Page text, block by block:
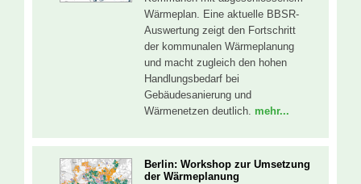
Wärmeplan. Eine aktuelle BBSR-
Auswertung zeigt den Fortschritt
der kommunalen Wärmeplanung
und macht zugleich den hohen
Handlungsbedarf bei
Gebäudesanierung und
Wärmenetzen deutlich. mehr...
Berlin: Workshop zur Umsetzung
der Wärmeplanung